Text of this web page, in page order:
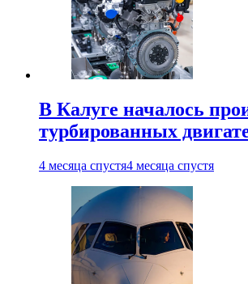
В Калуге началось
турбированных
4 месяца спустя4 месяца спустя